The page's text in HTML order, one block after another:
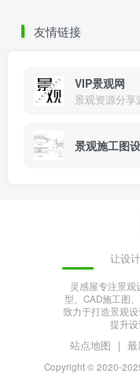
友情链接
VIP景观网
景观资源分享
景观施工图
让设
灵感屋专注景观
型、CAD施工图
致力于打造景观
提升设
站点地图 | 最
Copyright © 2020-